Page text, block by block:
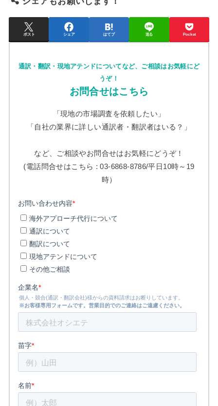
ポスト シェア はてブ 送る Pocket
通訳・翻訳・現地アテンドについてなど、ご相談はお気軽にど
うぞ！
お問合せはこちら
「現地の市場調査を依頼したい」
「自社の業界に詳しい通訳者・翻訳者はいる？」
など、ご相談やお問合せはお気軽にどうぞ！
(電話問合せはこちら : 03-6868-8786/平日10時～19
時）